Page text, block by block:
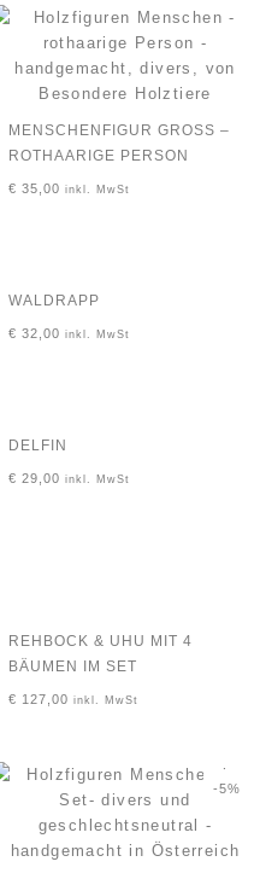
MENSCHENFIGUR GROSS – R
OTHAARIGE PERSON
€ 35,00 inkl. MwSt
WALDRAPP
€ 32,00 inkl. MwSt
DELFIN
€ 29,00 inkl. MwSt
REHBOCK & UHU MIT 4
BÄUMEN IM SET
€ 127,00 inkl. MwSt
-5%